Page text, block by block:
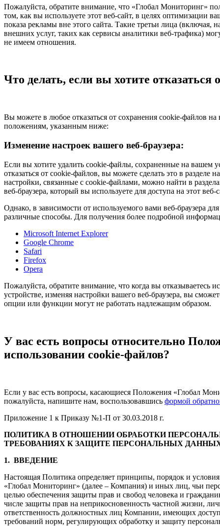
Пожалуйста, обратите внимание, что «Глобал Мониторинг»
том, как вы используете этот веб-сайт, в целях оптимизации
показа рекламы вне этого сайта. Такие третьи лица
внешних услуг, таких как сервисы аналитики веб-трафика)
не имеем отношения.
Что делать, если вы хотите
Вы можете в любое отказаться от сохранения cookie-файлов
положениям, указанным ниже:
Изменение настроек вашего веб-браузера:
Если вы хотите удалить cookie-файлы, сохраненные на вашем
отказаться от cookie-файлов, вы можете сделать это в
настройки, связанные с cookie-файлами, можно найти в
веб-браузера, который вы используете для доступа на этот веб-
Однако, в зависимости от используемого вами веб-браузера
различные способы. Для получения более подробной
Microsoft Internet Explorer
Google Chrome
Safari
Firefox
Opera
Пожалуйста, обратите внимание, что когда вы отказываетесь
устройстве, изменяя настройки вашего веб-браузера, вы
опции или функции могут не работать надлежащим образом.
У вас есть вопросы относительно
использовании cookie-файлов?
Если у вас есть вопросы, касающиеся Положения «Глобал
пожалуйста, напишите нам, воспользовавшись формой
Приложение 1 к Приказу №1-П от 30.03.2018 г.
ПОЛИТИКА В ОТНОШЕНИИ ОБРАБОТКИ
ТРЕБОВАНИЯХ К ЗАЩИТЕ ПЕРСОНАЛЬНЫХ
1. ВВЕДЕНИЕ
Настоящая Политика определяет принципы, порядок и
«Глобал Мониторинг» (далее – Компания) и иных лиц, чьи
целью обеспечения защиты прав и свобод человека и
числе защиты прав на неприкосновенность частной жизни,
ответственность должностных лиц Компании, имеющих
требований норм, регулирующих обработку и защиту